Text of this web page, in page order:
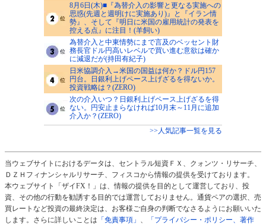
8月6日(木)■『為替介入の影響と更なる実施への
思惑(先週と週明けに実施あり)』と『イラン情
勢』、そして『明日に米国の雇用統計の発表を
控える点』に注目！(羊飼い)
為替介入と中東情勢にまで言及のベッセント財
務長官ドル円高いレベルで買い進む意欲は確か
に減退だが(持田有紀子)
日米協調介入→米国の国益は何か？ドル円157
円台。日銀利上げペース上げざるを得ないか。
投資戦略は？(ZERO)
次の介入いつ？日銀利上げペース上げざるを得
ない。円安止まらなければ10月末～11月に追加
介入か？(ZERO)
>>人気記事一覧を見る
当ウェブサイトにおけるデータは、セントラル短資ＦＸ、クォンツ・リサーチ、
ＤＺＨフィナンシャルリサーチ、フィスコから情報の提供を受けております。
本ウェブサイト「ザイFX！」は、情報の提供を目的として運営しており、投
資、その他の行動を勧誘する目的では運営しておりません。通貨ペアの選択、売
買レートなど投資の最終決定は、お客様ご自身の判断でなさるようにお願いいた
します。さらに詳しいことは 「免責事項」 、 「プライバシー・ポリシー、著作